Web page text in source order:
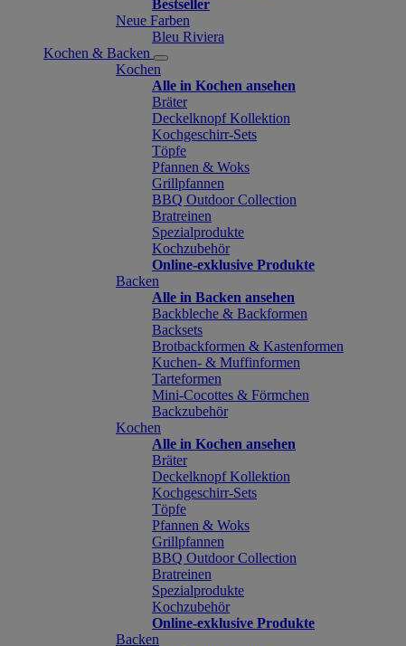
Bestseller
Neue Farben
Bleu Riviera
Kochen & Backen
Kochen
Alle in Kochen ansehen
Bräter
Deckelknopf Kollektion
Kochgeschirr-Sets
Töpfe
Pfannen & Woks
Grillpfannen
BBQ Outdoor Collection
Bratreinen
Spezialprodukte
Kochzubehör
Online-exklusive Produkte
Backen
Alle in Backen ansehen
Backbleche & Backformen
Backsets
Brotbackformen & Kastenformen
Kuchen- & Muffinformen
Tarteformen
Mini-Cocottes & Förmchen
Backzubehör
Kochen
Alle in Kochen ansehen
Bräter
Deckelknopf Kollektion
Kochgeschirr-Sets
Töpfe
Pfannen & Woks
Grillpfannen
BBQ Outdoor Collection
Bratreinen
Spezialprodukte
Kochzubehör
Online-exklusive Produkte
Backen